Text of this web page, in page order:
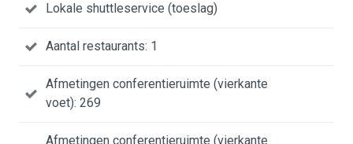
Lokale shuttleservice (toeslag)
Aantal restaurants: 1
Afmetingen conferentieruimte (vierkante
voet): 269
Afmetingen conferentieruimte (vierkante